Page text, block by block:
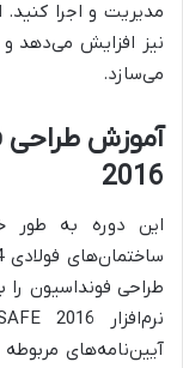
مدیریت و اجرا
نیز افزایش می‌دهد
می‌سازد.
2016
این دوره به طور
طراحی فونداسیون را
آیین‌نامه‌های